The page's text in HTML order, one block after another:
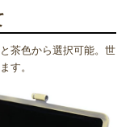
茶色から選択可能。世
す。